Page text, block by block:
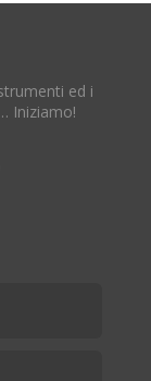
ed i
Iniziamo!